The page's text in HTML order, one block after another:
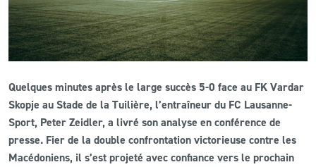
CONTACT
ACTUALITÉS
LS ACADEMY CAMPS
MATCH DES CELEBRITES
Quelques minutes après le large succès 5-0 face au FK Vardar
Skopje au Stade de la Tuilière, l’entraîneur du FC Lausanne-
Sport, Peter Zeidler, a livré son analyse en conférence de
presse. Fier de la double confrontation victorieuse contre les
Macédoniens, il s’est projeté avec confiance vers le prochain